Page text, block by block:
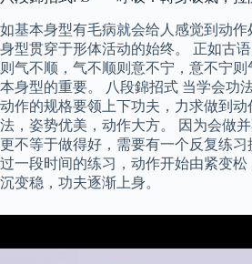
如基本身型有毛病就会给人感觉到动作
身型贯穿于形体活动的始终。 正如古
则气不顺，气不顺则意不宁，意不宁则
本身型的重要。 八段錦招式 当学会功
动作的规格要领上下功夫，力求做到
法，姿势优美，动作大方。 因为会做并
更不等于做得好，需要有一个反复练习
过一段时间的练习，动作开始由紧变松
沉变稳，功夫逐渐上身。